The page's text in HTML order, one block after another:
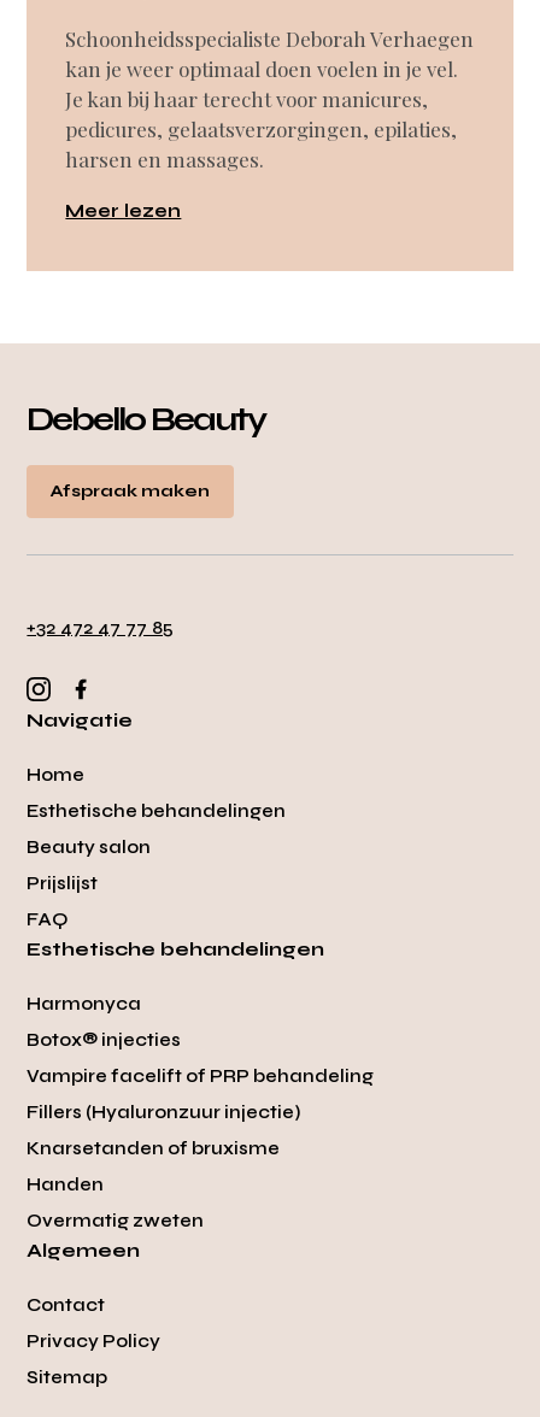
Schoonheidsspecialiste Deborah Verhaegen
kan je weer optimaal doen voelen in je vel.
Je kan bij haar terecht voor manicures,
pedicures, gelaatsverzorgingen, epilaties,
harsen en massages.
Meer lezen
Debello Beauty
Afspraak maken
+32 472 47 77 85
Navigatie
Home
Esthetische behandelingen
Beauty salon
Prijslijst
FAQ
Esthetische behandelingen
Harmonyca
Botox® injecties
Vampire facelift of PRP behandeling
Fillers (Hyaluronzuur injectie)
Knarsetanden of bruxisme
Handen
Overmatig zweten
Algemeen
Contact
Privacy Policy
Sitemap